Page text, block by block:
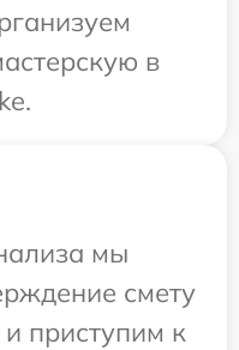
в
мы
смету
приступим к